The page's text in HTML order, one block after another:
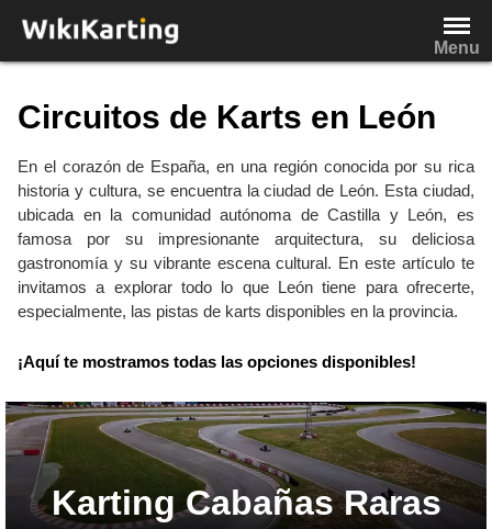
contenido
Menu
Circuitos de Karts en León
En el corazón de España, en una región conocida por su rica
historia y cultura, se encuentra la ciudad de León. Esta ciudad,
ubicada en la comunidad autónoma de Castilla y León, es
famosa por su impresionante arquitectura, su deliciosa
gastronomía y su vibrante escena cultural. En este artículo te
invitamos a explorar todo lo que León tiene para ofrecerte,
especialmente, las pistas de karts disponibles en la provincia.
¡Aquí te mostramos todas las opciones disponibles!
Karting Cabañas Raras